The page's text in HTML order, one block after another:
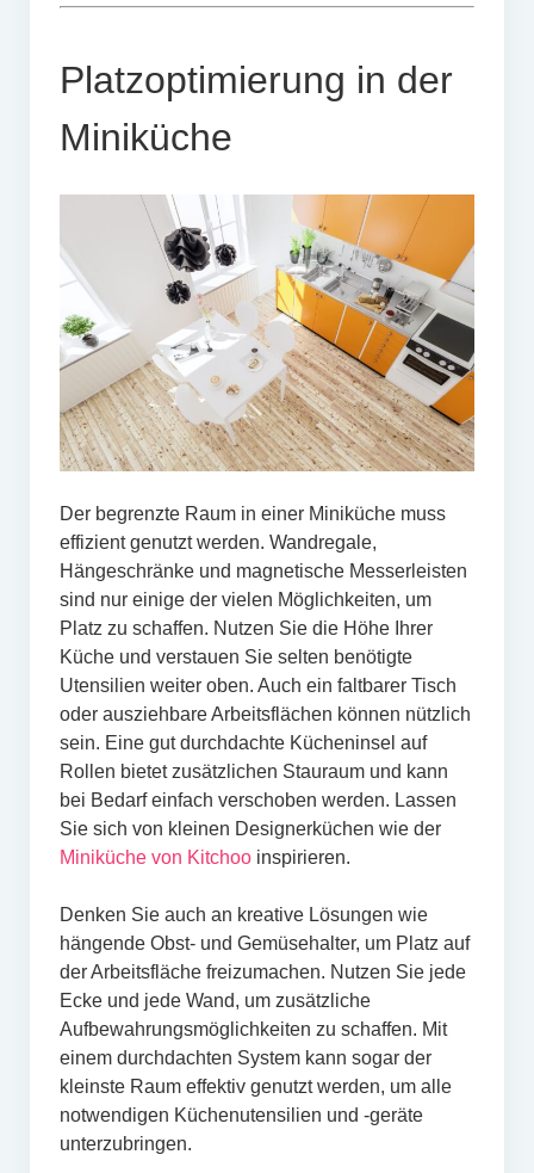
Platzoptimierung in der
Miniküche
Der begrenzte Raum in einer Miniküche muss
effizient genutzt werden. Wandregale,
Hängeschränke und magnetische Messerleisten
sind nur einige der vielen Möglichkeiten, um
Platz zu schaffen. Nutzen Sie die Höhe Ihrer
Küche und verstauen Sie selten benötigte
Utensilien weiter oben. Auch ein faltbarer Tisch
oder ausziehbare Arbeitsflächen können nützlich
sein. Eine gut durchdachte Kücheninsel auf
Rollen bietet zusätzlichen Stauraum und kann
bei Bedarf einfach verschoben werden. Lassen
Sie sich von kleinen Designerküchen wie der
Miniküche von Kitchooinspirieren.
Denken Sie auch an kreative Lösungen wie
hängende Obst- und Gemüsehalter, um Platz auf
der Arbeitsfläche freizumachen. Nutzen Sie jede
Ecke und jede Wand, um zusätzliche
Aufbewahrungsmöglichkeiten zu schaffen. Mit
einem durchdachten System kann sogar der
kleinste Raum effektiv genutzt werden, um alle
notwendigen Küchenutensilien und -geräte
unterzubringen.